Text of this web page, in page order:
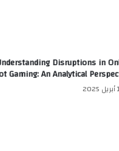
Disruptions in
Gaming: An Analytical